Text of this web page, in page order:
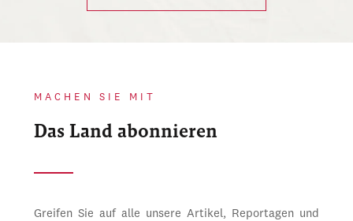
MACHEN SIE MIT
Das Land abonnieren
Greifen Sie auf alle unsere Artikel, Reportagen und